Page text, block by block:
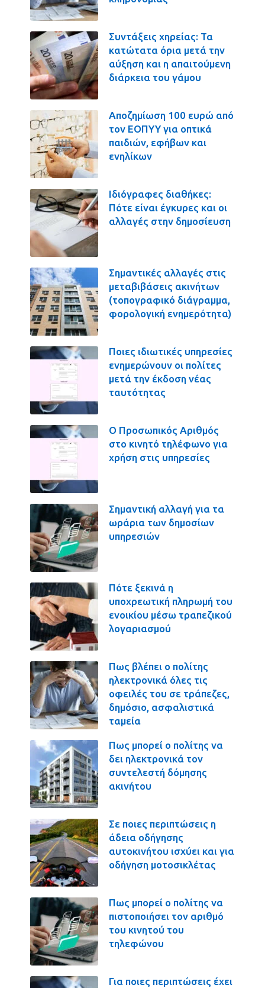
Συντάξεις χηρείας: Τα
κατώτατα όρια μετά την
αύξηση και η απαιτούμενη
διάρκεια του γάμου
Αποζημίωση 100 ευρώ από
τον ΕΟΠΥΥ για οπτικά
παιδιών, εφήβων και
ενηλίκων
Ιδιόγραφες διαθήκες:
Πότε είναι έγκυρες και οι
αλλαγές στην δημοσίευση
Σημαντικές αλλαγές στις
μεταβιβάσεις ακινήτων
(τοπογραφικό διάγραμμα,
φορολογική ενημερότητα)
Ποιες ιδιωτικές υπηρεσίες
ενημερώνουν οι πολίτες
μετά την έκδοση νέας
ταυτότητας
Ο Προσωπικός Αριθμός
στο κινητό τηλέφωνο για
χρήση στις υπηρεσίες
Σημαντική αλλαγή για τα
ωράρια των δημοσίων
υπηρεσιών
Πότε ξεκινά η
υποχρεωτική πληρωμή του
ενοικίου μέσω τραπεζικού
λογαριασμού
Πως βλέπει ο πολίτης
ηλεκτρονικά όλες τις
οφειλές του σε τράπεζες,
δημόσιο, ασφαλιστικά
ταμεία
Πως μπορεί ο πολίτης να
δει ηλεκτρονικά τον
συντελεστή δόμησης
ακινήτου
Σε ποιες περιπτώσεις η
άδεια οδήγησης
αυτοκινήτου ισχύει και για
οδήγηση μοτοσικλέτας
Πως μπορεί ο πολίτης να
πιστοποιήσει τον αριθμό
του κινητού του
τηλεφώνου
Για ποιες περιπτώσεις έχει